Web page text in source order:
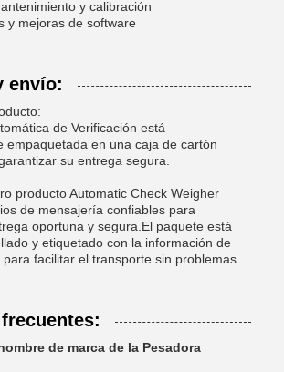
y calibración
y mejoras de software
envío:
de Verificación está
empaquetada en una caja de cartón
su entrega segura.
producto Automatic Check Weigher
de mensajería confiables para
oportuna y segura.El paquete está
y etiquetado con la información de
facilitar el transporte sin problemas.
de marca de la Pesadora